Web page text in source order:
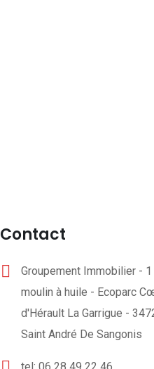
Contact
Groupement Immobilier - 1
moulin à huile - Ecoparc
d'Hérault La Garrigue -
Saint André De Sangonis